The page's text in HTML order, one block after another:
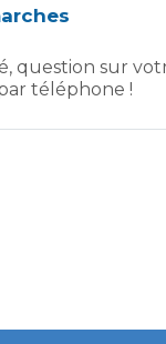
question sur
téléphone !